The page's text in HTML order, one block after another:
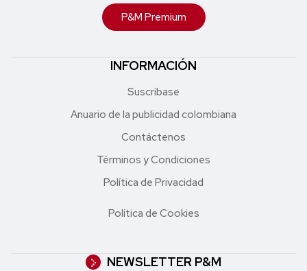
P&M Premium
INFORMACIÓN
Suscríbase
Anuario de la publicidad colombiana
Contáctenos
Términos y Condiciones
Política de Privacidad
Política de Cookies
NEWSLETTER P&M